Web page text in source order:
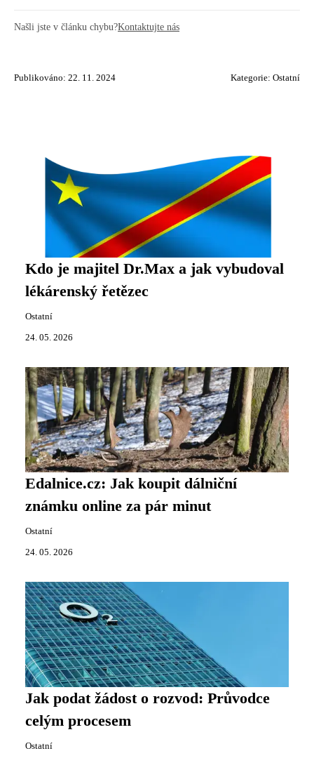
Našli jste v článku chybu?Kontaktujte nás
Publikováno: 22. 11. 2024 Kategorie: Ostatní
Kdo je majitel Dr.Max a jak vybudoval
lékárenský řetězec
Ostatní
24. 05. 2026
Edalnice.cz: Jak koupit dálniční
známku online za pár minut
Ostatní
24. 05. 2026
Jak podat žádost o rozvod: Průvodce
celým procesem
Ostatní